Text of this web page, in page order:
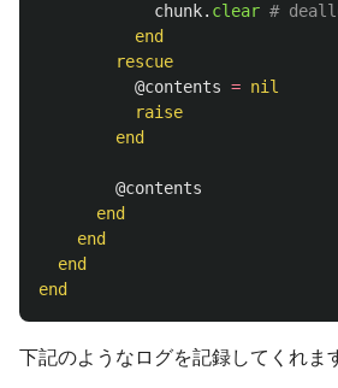
chunk. clear #
end
rescue
@contents = nil
raise
end
@contents
end
end
end
end
下記のようなログを記録してくれま